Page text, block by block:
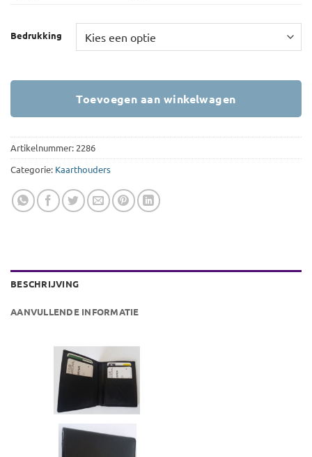
Bedrukking
Toevoegen aan winkelwagen
Artikelnummer: 2286
Categorie: Kaarthouders
BESCHRIJVING
AANVULLENDE INFORMATIE